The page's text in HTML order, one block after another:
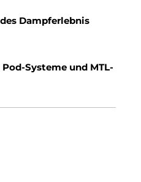
Dampferlebnis
Pod-Systeme und MTL-